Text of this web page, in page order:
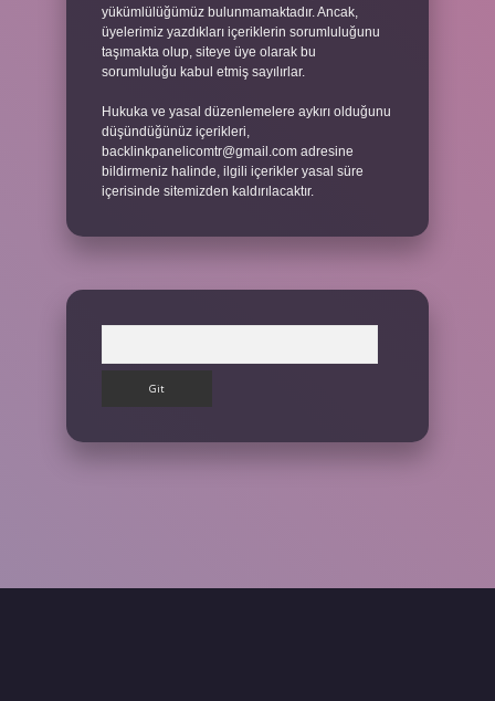
yükümlülüğümüz bulunmamaktadır. Ancak,
üyelerimiz yazdıkları içeriklerin sorumluluğunu
taşımakta olup, siteye üye olarak bu
sorumluluğu kabul etmiş sayılırlar.
Hukuka ve yasal düzenlemelere aykırı olduğunu
düşündüğünüz içerikleri,
backlinkpanelicomtr@gmail.com adresine
bildirmeniz halinde, ilgili içerikler yasal süre
içerisinde sitemizden kaldırılacaktır.